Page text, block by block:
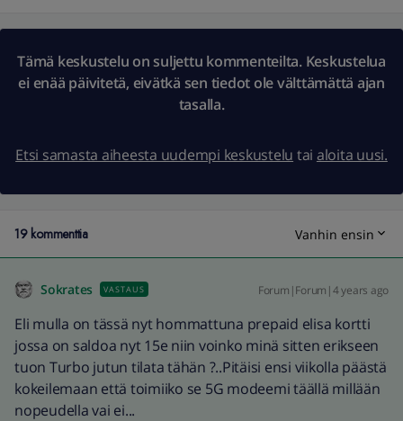
Tämä keskustelu on suljettu kommenteilta. Keskustelua
ei enää päivitetä, eivätkä sen tiedot ole välttämättä ajan
tasalla.
Etsi samasta aiheesta uudempi keskustelu tai aloita uusi.
19 kommenttia Vanhin ensin
Sokrates VASTAUS Forum|Forum|4 years ago
Eli mulla on tässä nyt hommattuna prepaid elisa kortti
jossa on saldoa nyt 15e niin voinko minä sitten erikseen
tuon Turbo jutun tilata tähän ?..Pitäisi ensi viikolla päästä
kokeilemaan että toimiiko se 5G modeemi täällä millään
nopeudella vai ei...